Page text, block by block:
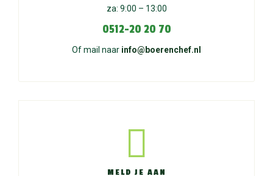
za: 9:00 – 13:00
0512-20 20 70
Of mail naar info@boerenchef.nl
MELD JE AAN